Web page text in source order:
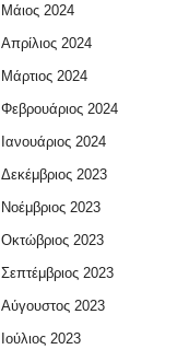
Μάιος 2024
Απρίλιος 2024
Μάρτιος 2024
Φεβρουάριος 2024
Ιανουάριος 2024
Δεκέμβριος 2023
Νοέμβριος 2023
Οκτώβριος 2023
Σεπτέμβριος 2023
Αύγουστος 2023
Ιούλιος 2023